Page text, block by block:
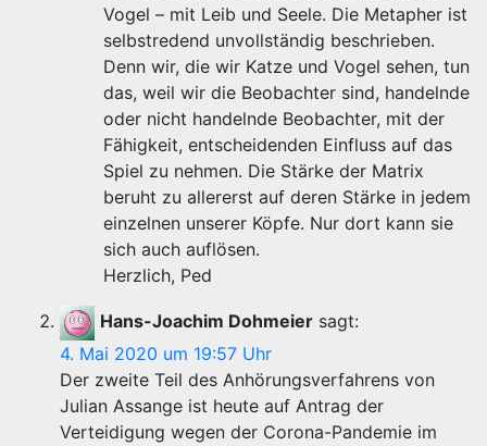
Vogel – mit Leib und Seele. Die Metapher ist
selbstredend unvollständig beschrieben.
Denn wir, die wir Katze und Vogel sehen, tun
das, weil wir die Beobachter sind, handelnde
oder nicht handelnde Beobachter, mit der
Fähigkeit, entscheidenden Einfluss auf das
Spiel zu nehmen. Die Stärke der Matrix
beruht zu allererst auf deren Stärke in jedem
einzelnen unserer Köpfe. Nur dort kann sie
sich auch auflösen.
Herzlich, Ped
Hans-Joachim Dohmeier sagt:
4. Mai 2020 um 19:57 Uhr
Der zweite Teil des Anhörungsverfahrens von
Julian Assange ist heute auf Antrag der
Verteidigung wegen der Corona-Pandemie im